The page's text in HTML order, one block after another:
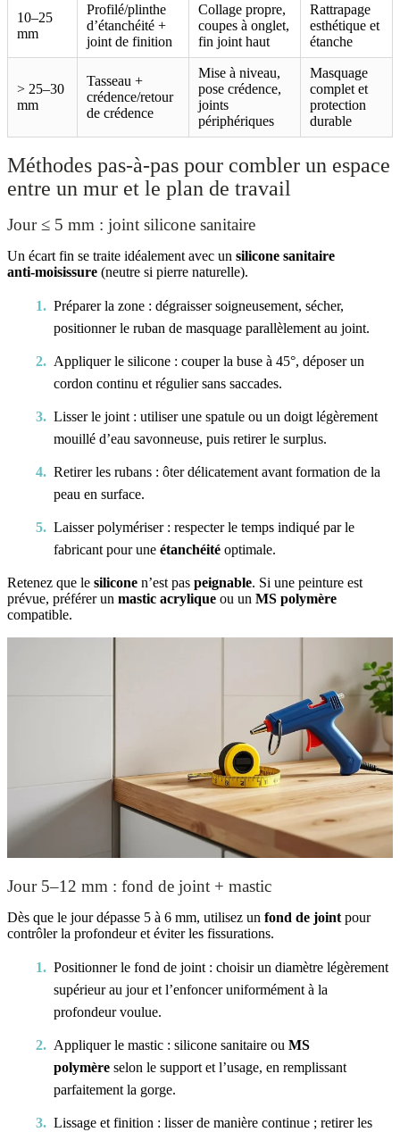
10–25
mm
Profilé/plinthe
d’étanchéité +
joint de finition
Collage propre,
coupes à onglet,
fin joint haut
Rattrapage
esthétique et
étanche
> 25–30
mm
Tasseau +
crédence/retour
de crédence
Mise à niveau,
pose crédence,
joints
périphériques
Masquage
complet et
protection
durable
Méthodes pas‑à‑pas pour combler un espace
entre un mur et le plan de travail
Jour ≤ 5 mm : joint silicone sanitaire
Un écart fin se traite idéalement avec un silicone sanitaire
anti‑moisissure (neutre si pierre naturelle).
Préparer la zone : dégraisser soigneusement, sécher,
positionner le ruban de masquage parallèlement au joint.
Appliquer le silicone : couper la buse à 45°, déposer un
cordon continu et régulier sans saccades.
Lisser le joint : utiliser une spatule ou un doigt légèrement
mouillé d’eau savonneuse, puis retirer le surplus.
Retirer les rubans : ôter délicatement avant formation de la
peau en surface.
Laisser polymériser : respecter le temps indiqué par le
fabricant pour une étanchéité optimale.
Retenez que le silicone n’est pas peignable. Si une peinture est
prévue, préférer un mastic acrylique ou un MS polymère
compatible.
Jour 5–12 mm : fond de joint + mastic
Dès que le jour dépasse 5 à 6 mm, utilisez un fond de joint pour
contrôler la profondeur et éviter les fissurations.
Positionner le fond de joint : choisir un diamètre légèrement
supérieur au jour et l’enfoncer uniformément à la
profondeur voulue.
Appliquer le mastic : silicone sanitaire ou MS
polymère selon le support et l’usage, en remplissant
parfaitement la gorge.
Lissage et finition : lisser de manière continue ; retirer les